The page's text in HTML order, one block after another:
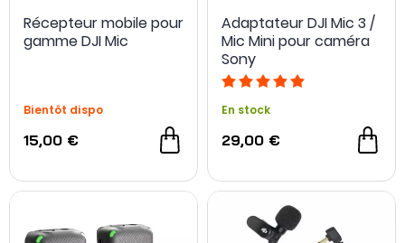
Récepteur mobile pour
gamme DJI Mic
Bientôt dispo
15,00 €
Adaptateur DJI Mic 3 /
Mic Mini pour caméra
Sony
En stock
29,00 €